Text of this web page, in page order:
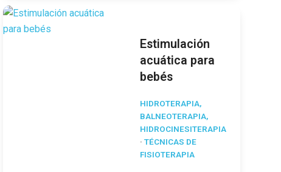
Estimulación
acuática para
bebés
HIDROTERAPIA,
BALNEOTERAPIA,
HIDROCINESITERAPIA
· TÉCNICAS DE
FISIOTERAPIA